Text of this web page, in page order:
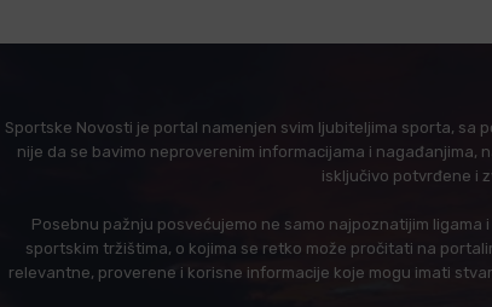
Sportske Novosti je portal namenjen svim ljubiteljima sporta, sa
nije da se bavimo neproverenim informacijama i
isključivo potvrđene i
Posebnu pažnju posvećujemo ne samo najpoznatijim ligama
sportskim tržištima, o kojima se retko može pročitati na
relevantne, proverene i korisne informacije koje mogu imati